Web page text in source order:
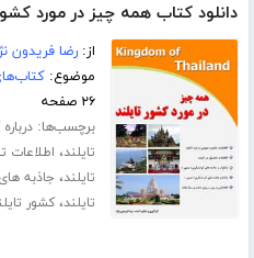
دانلود کتاب همه چیز در مورد
از:رضا فریدون
موضوع:
۲۶ صفحه
برچسب‌ها:
تایلند، اطلاعات
تایلند، جاذبه
تایلند،کشور